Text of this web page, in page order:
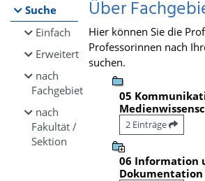
Suche
Einfach
Erweitert
nach
Fachgebiet
nach
Fakultät /
Sektion
Über
Hier können Sie die
Professorinnen nach
suchen.
05
2 Einträge
06 Information
Dokumentation